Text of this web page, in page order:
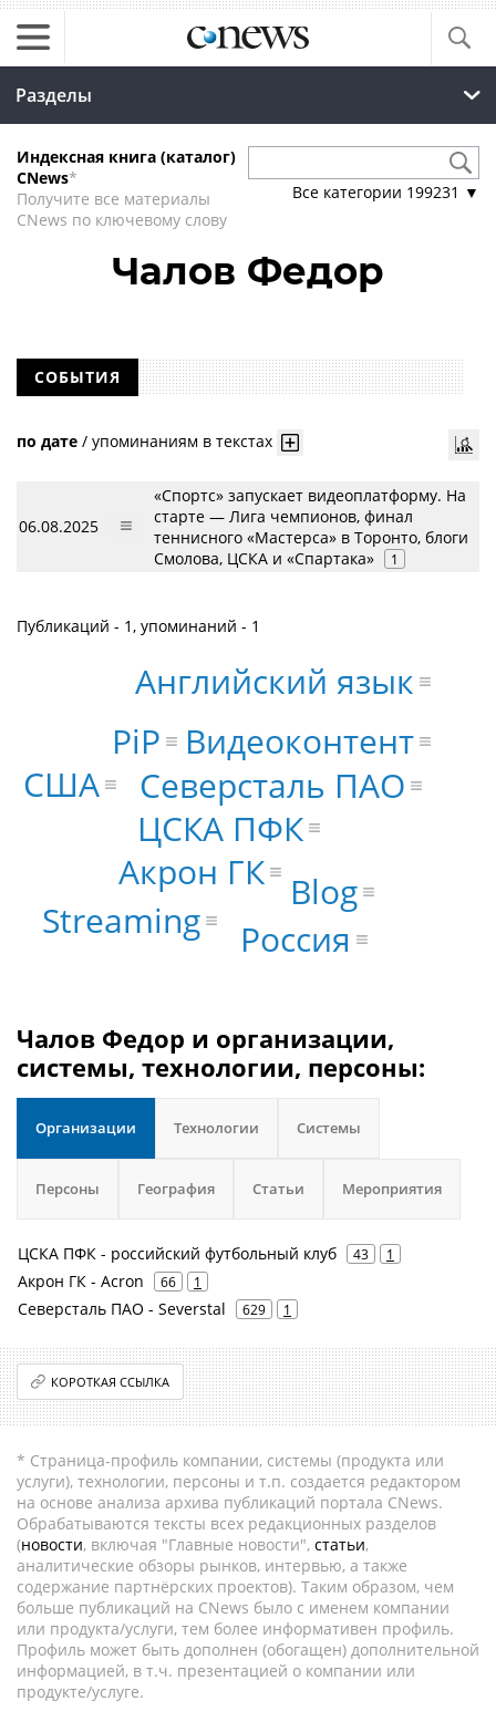
Разделы
Индексная книга (каталог)
CNews*
Получите все материалы
CNews по ключевому слову
Все категории 199231 ▼
Чалов Федор
СОБЫТИЯ
по дате / упоминаниям в текстах
06.08.2025
«Спортс» запускает видеоплатформу. На
старте — Лига чемпионов, финал
теннисного «Мастерса» в Торонто, блоги
Смолова, ЦСКА и «Спартака»
1
Публикаций - 1, упоминаний - 1
ЦСКА ПФК
Акрон ГК
Северсталь ПАО
Blog
Видеоконтент
Streaming
PiP
США
Россия
Английский язык
Чалов Федор и организации,
системы, технологии, персоны:
Организации Технологии Системы
Персоны География Статьи Мероприятия
ЦСКА ПФК - российский футбольный клуб 43 1
Акрон ГК - Acron 66 1
Северсталь ПАО - Severstal 629 1
КОРОТКАЯ ССЫЛКА
* Страница-профиль компании, системы (продукта или
услуги), технологии, персоны и т.п. создается редактором
на основе анализа архива публикаций портала CNews.
Обрабатываются тексты всех редакционных разделов
(новости, включая "Главные новости", статьи,
аналитические обзоры рынков, интервью, а также
содержание партнёрских проектов). Таким образом, чем
больше публикаций на CNews было с именем компании
или продукта/услуги, тем более информативен профиль.
Профиль может быть дополнен (обогащен) дополнительной
информацией, в т.ч. презентацией о компании или
продукте/услуге.